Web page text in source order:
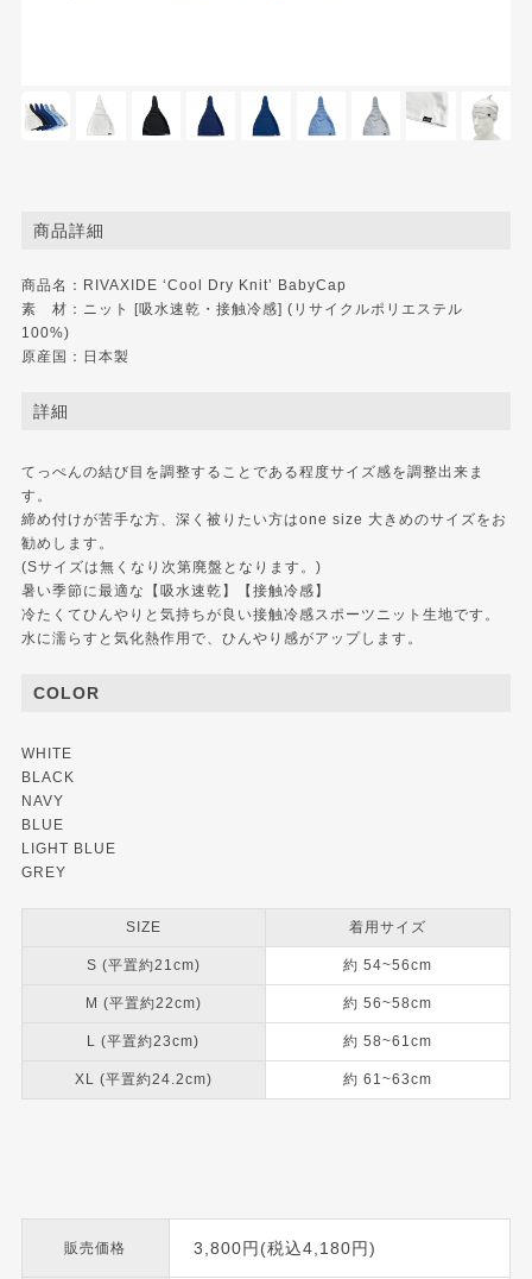
商品詳細
商品名：RIVAXIDE ‘Cool Dry Knit’ BabyCap
素 材：ニット [吸水速乾・接触冷感] (リサイクルポリエステル
100%)
原産国：日本製
詳細
てっぺんの結び目を調整することである程度サイズ感を調整出来ま
す。
締め付けが苦手な方、深く被りたい方はone size 大きめのサイズをお
勧めします。
(Sサイズは無くなり次第廃盤となります。)
暑い季節に最適な【吸水速乾】【接触冷感】
冷たくてひんやりと気持ちが良い接触冷感スポーツニット生地です。
水に濡らすと気化熱作用で、ひんやり感がアップします。
COLOR
WHITE
BLACK
NAVY
BLUE
LIGHT BLUE
GREY
SIZE 着用サイズ
S (平置約21cm) 約 54~56cm
M (平置約22cm) 約 56~58cm
L (平置約23cm) 約 58~61cm
XL (平置約24.2cm) 約 61~63cm
販売価格 3,800円(税込4,180円)